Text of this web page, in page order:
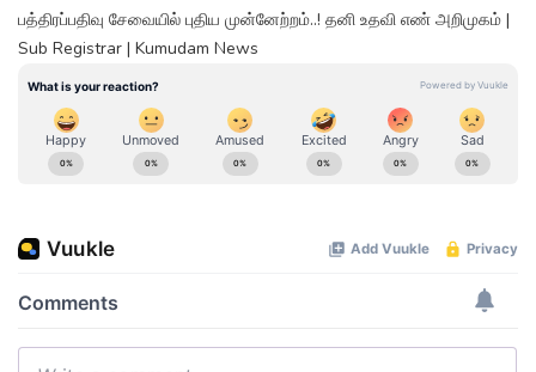
பத்திரப்பதிவு சேவையில் புதிய முன்னேற்றம்..! தனி உதவி எண் அறிமுகம் |
Sub Registrar | Kumudam News